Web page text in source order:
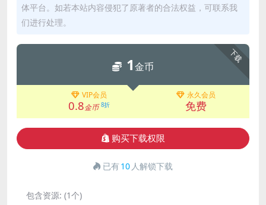
体平台。如若本站内容侵犯了原著者的合法权益，可联系我
们进行处理。
下载
1金币
VIP会员
0.8金币 8折
永久会员
免费
购买下载权限
已有10 人解锁下载
包含资源: (1个)